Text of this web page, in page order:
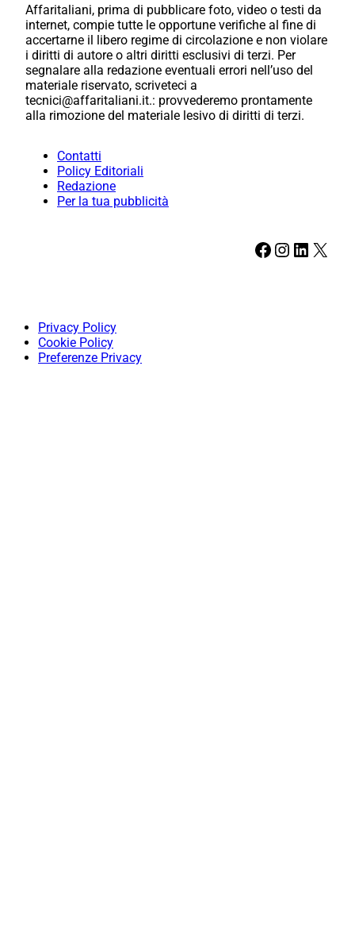
Affaritaliani, prima di pubblicare foto, video o testi da
internet, compie tutte le opportune verifiche al fine di
accertarne il libero regime di circolazione e non violare
i diritti di autore o altri diritti esclusivi di terzi. Per
segnalare alla redazione eventuali errori nell’uso del
materiale riservato, scriveteci a
tecnici@affaritaliani.it.: provvederemo prontamente
alla rimozione del materiale lesivo di diritti di terzi.
Contatti
Policy Editoriali
Redazione
Per la tua pubblicità
Facebook Instagram LinkedIn X
Privacy Policy
Cookie Policy
Preferenze Privacy